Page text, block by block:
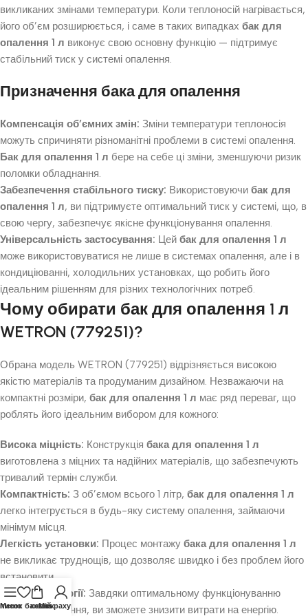
викликаних змінами температури. Коли теплоносій нагрівається,
його об’єм розширюється, і саме в таких випадках бак для
опалення 1 л виконує свою основну функцію — підтримує
стабільний тиск у системі опалення.
Призначення бака для опалення
Компенсація об’ємних змін: Зміни температури теплоносія
можуть спричиняти різноманітні проблеми в системі опалення.
Бак для опалення 1 л бере на себе ці зміни, зменшуючи ризик
поломки обладнання.
Забезпечення стабільного тиску: Використовуючи бак для
опалення 1 л, ви підтримуєте оптимальний тиск у системі, що, в
свою чергу, забезпечує якісне функціонування опалення.
Універсальність застосування: Цей бак для опалення 1 л
може використовуватися не лише в системах опалення, але і в
кондиціюванні, холодильних установках, що робить його
ідеальним рішенням для різних технологічних потреб.
Чому обирати бак для опалення 1 л
WETRON (779251)?
Обрана модель WETRON (779251) відрізняється високою
якістю матеріалів та продуманим дизайном. Незважаючи на
компактні розміри, бак для опалення 1 л має ряд переваг, що
роблять його ідеальним вибором для кожного:
Висока міцність: Конструкція бака для опалення 1 л
виготовлена з міцних та надійних матеріалів, що забезпечують
тривалий термін служби.
Компактність: З об’ємом всього 1 літр, бак для опалення 1 л
легко інтегрується в будь-яку систему опалення, займаючи
мінімум місця.
Легкість установки: Процес монтажу бака для опалення 1 л
не викликає труднощів, що дозволяє швидко і без проблем його
встановити.
Економія енергії: Завдяки оптимальному функціонуванню
системи опалення, ви зможете знизити витрати на енергію.
Меню бажань
кошик
Мій рахунок